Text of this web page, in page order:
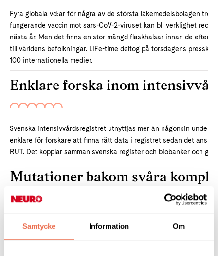
Samtycke Information Om
Fyra globala vd:ar för några av de största läkemedelsbolagen tror
fungerande vaccin mot sars-CoV-2-viruset kan bli verklighet
nästa år. Men det finns en stor mängd flaskhalsar innan de
till världens befolkningar. LIFe-time deltog på torsdagens
100 internationella medier.
Enklare forska inom
Svenska intensivvårdsregistret utnyttjas mer än någonsin under
enklare för forskare att finna rätt data i registret sedan det
RUT. Det kopplar samman svenska register och biobanker och
Mutationer bakom svåra
resistenta mot viruset Sars-CoV-2? Ett internationellt nätverk av